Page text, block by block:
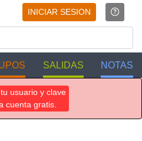
INICIAR SESION
SALIDAS NOTAS
usuario y clave
cuenta gratis.